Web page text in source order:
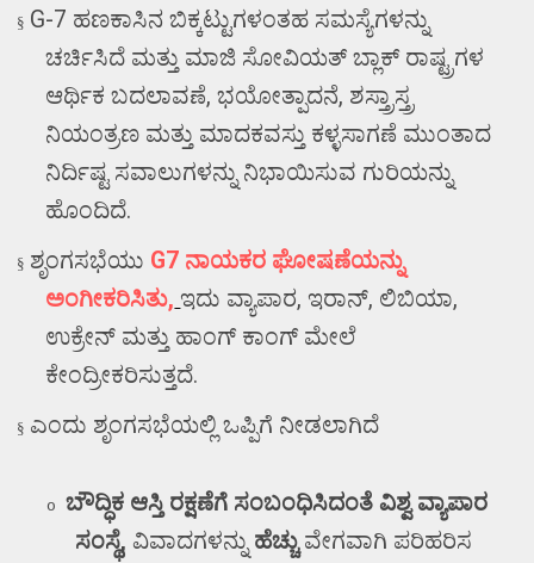
§ G-7 ಹಣಕಾಸಿನ ಬಿಕ್ಕಟ್ಟುಗಳಂತಹ ಸಮಸ್ಯೆಗಳನ್ನು
ಚರ್ಚಿಸಿದೆ ಮತ್ತು ಮಾಜಿ ಸೋವಿಯತ್ ಬ್ಲಾಕ್ ರಾಷ್ಟ್ರಗಳ
ಆರ್ಥಿಕ ಬದಲಾವಣೆ,ಭಯೋತ್ಪಾದನೆ, ಶಸ್ತ್ರಾಸ್ತ್ರ
ನಿಯಂತ್ರಣ ಮತ್ತು ಮಾದಕವಸ್ತು ಕಳ್ಳಸಾಗಣೆ ಮುಂತಾದ
ನಿರ್ದಿಷ್ಟ ಸವಾಲುಗಳನ್ನು ನಿಭಾಯಿಸುವ ಗುರಿಯನ್ನು
ಹೊಂದಿದೆ.
§ ಶೃಂಗಸಭೆಯು G7 ನಾಯಕರ ಘೋಷಣೆಯನ್ನು
ಅಂಗೀಕರಿಸಿತು, ಇದು ವ್ಯಾಪಾರ, ಇರಾನ್, ಲಿಬಿಯಾ,
ಉಕ್ರೇನ್ ಮತ್ತು ಹಾಂಗ್ ಕಾಂಗ್ ಮೇಲೆ
ಕೇಂದ್ರೀಕರಿಸುತ್ತದೆ.
§ ಎಂದು ಶೃಂಗಸಭೆಯಲ್ಲಿ ಒಪ್ಪಿಗೆ ನೀಡಲಾಗಿದೆ
o
ಬೌದ್ಧಿಕ ಆಸ್ತಿ ರಕ್ಷಣೆಗೆ ಸಂಬಂಧಿಸಿದಂತೆ ವಿಶ್ವ ವ್ಯಾಪಾರ
ಸಂಸ್ಥೆ, ವಿವಾದಗಳನ್ನು ಹೆಚ್ಚು ವೇಗವಾಗಿ ಪರಿಹರಿಸ